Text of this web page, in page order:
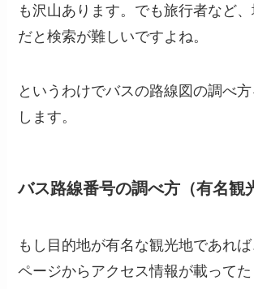
も沢山あります。でも旅行者など
だと検索が難しいですよね。
というわけでバスの路線図の調べ
します。
バス路線番号の調べ方（有名観
もし目的地が有名な観光地であれ
ページからアクセス情報が載ってた